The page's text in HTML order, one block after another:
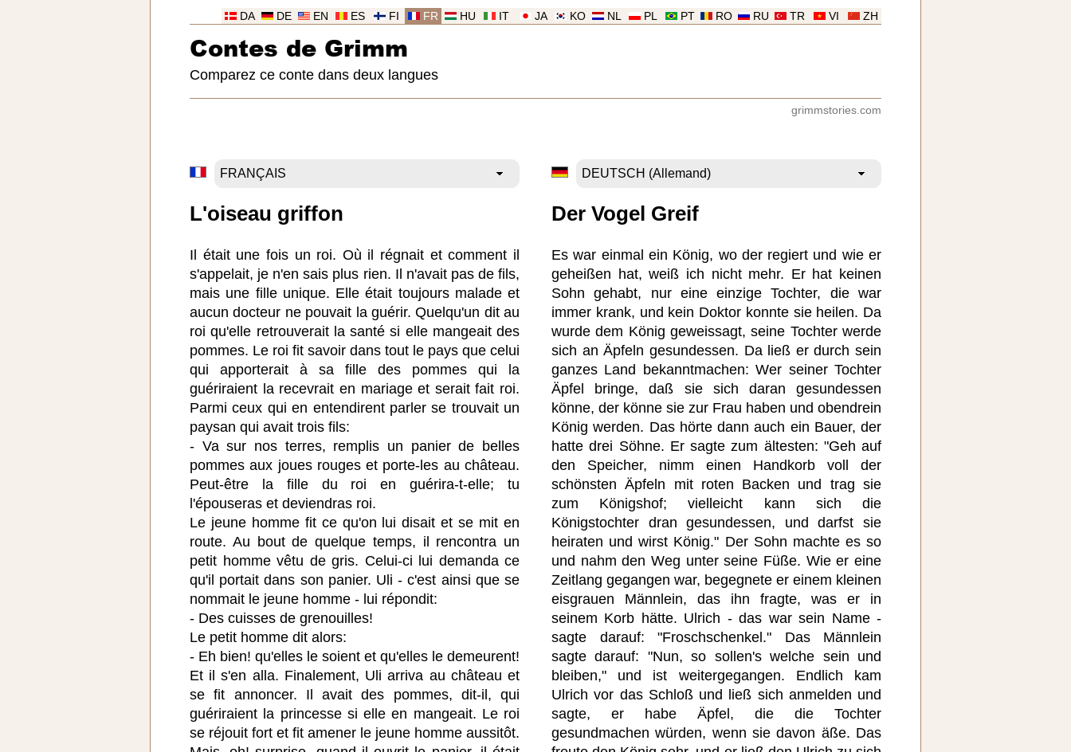
ZH
VI
TR
RU
RO
PT
PL
NL
KO
JA
IT
HU
FR
FI
ES
EN
DE
DA
Contes de Grimm
Comparez ce conte dans deux langues
grimmstories.com
L'oiseau griffon Der Vogel Greif
Il était une fois un roi. Où il régnait et comment il
s'appelait, je n'en sais plus rien. Il n'avait pas de fils,
mais une fille unique. Elle était toujours malade et
aucun docteur ne pouvait la guérir. Quelqu'un dit au
roi qu'elle retrouverait la santé si elle mangeait des
pommes. Le roi fit savoir dans tout le pays que celui
qui apporterait à sa fille des pommes qui la
guériraient la recevrait en mariage et serait fait roi.
Parmi ceux qui en entendirent parler se trouvait un
paysan qui avait trois fils:
- Va sur nos terres, remplis un panier de belles
pommes aux joues rouges et porte-les au château.
Peut-être la fille du roi en guérira-t-elle; tu
l'épouseras et deviendras roi.
Le jeune homme fit ce qu'on lui disait et se mit en
route. Au bout de quelque temps, il rencontra un
petit homme vêtu de gris. Celui-ci lui demanda ce
qu'il portait dans son panier. Uli - c'est ainsi que se
nommait le jeune homme - lui répondit:
- Des cuisses de grenouilles!
Le petit homme dit alors:
- Eh bien! qu'elles le soient et qu'elles le demeurent!
Et il s'en alla. Finalement, Uli arriva au château et
se fit annoncer. Il avait des pommes, dit-il, qui
guériraient la princesse si elle en mangeait. Le roi
se réjouit fort et fit amener le jeune homme aussitôt.
Es war einmal ein König, wo der regiert und wie er
geheißen hat, weiß ich nicht mehr. Er hat keinen
Sohn gehabt, nur eine einzige Tochter, die war
immer krank, und kein Doktor konnte sie heilen. Da
wurde dem König geweissagt, seine Tochter werde
sich an Äpfeln gesundessen. Da ließ er durch sein
ganzes Land bekanntmachen: Wer seiner Tochter
Äpfel bringe, daß sie sich daran gesundessen
könne, der könne sie zur Frau haben und obendrein
König werden. Das hörte dann auch ein Bauer, der
hatte drei Söhne. Er sagte zum ältesten: "Geh auf
den Speicher, nimm einen Handkorb voll der
schönsten Äpfeln mit roten Backen und trag sie
zum Königshof; vielleicht kann sich die
Königstochter dran gesundessen, und darfst sie
heiraten und wirst König." Der Sohn machte es so
und nahm den Weg unter seine Füße. Wie er eine
Zeitlang gegangen war, begegnete er einem kleinen
eisgrauen Männlein, das ihn fragte, was er in
seinem Korb hätte. Ulrich - das war sein Name -
sagte darauf: "Froschschenkel." Das Männlein
sagte darauf: "Nun, so sollen's welche sein und
bleiben," und ist weitergegangen. Endlich kam
Ulrich vor das Schloß und ließ sich anmelden und
sagte, er habe Äpfel, die die Tochter
gesundmachen würden, wenn sie davon äße. Das